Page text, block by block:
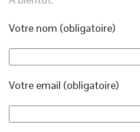
Votre nom (obligatoire)
Votre email (obligatoire)